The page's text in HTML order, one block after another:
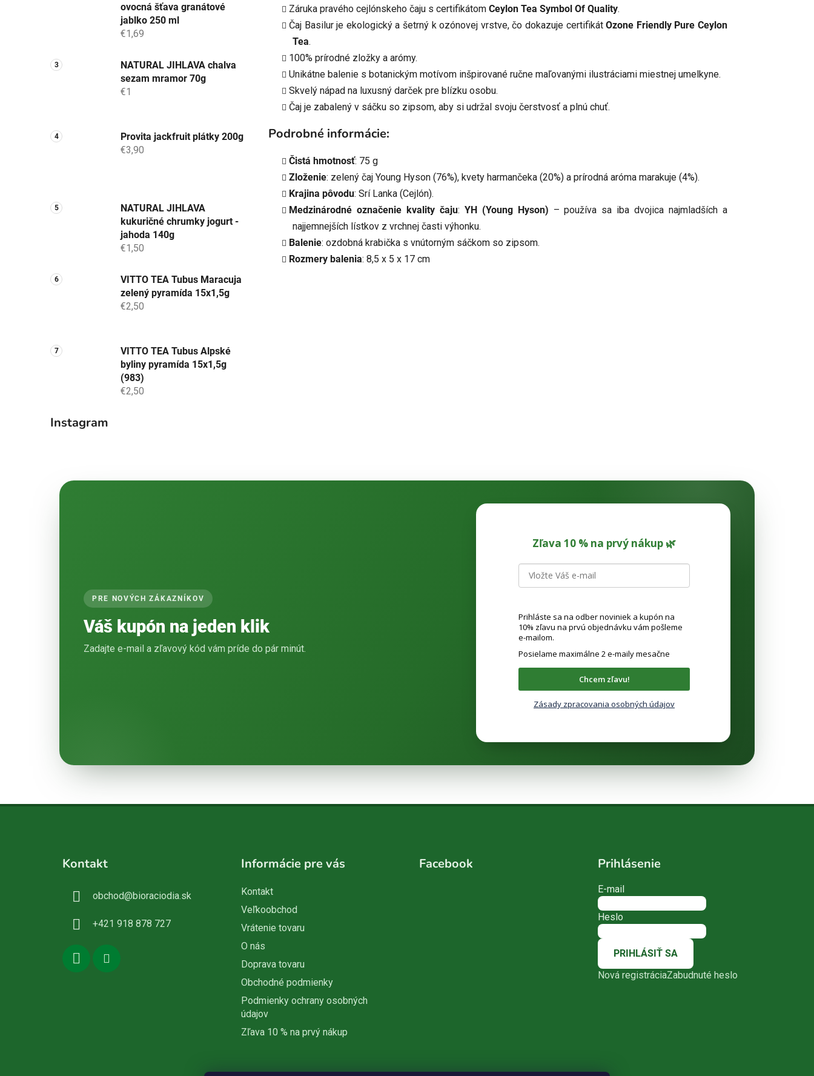
ovocná šťava granátové
jablko 250 ml
€1,69
NATURAL JIHLAVA chalva
sezam mramor 70g
€1
Provita jackfruit plátky 200g
€3,90
NATURAL JIHLAVA
kukuričné chrumky jogurt -
jahoda 140g
€1,50
VITTO TEA Tubus Maracuja
zelený pyramída 15x1,5g
€2,50
VITTO TEA Tubus Alpské
byliny pyramída 15x1,5g
(983)
€2,50
Instagram
Záruka pravého cejlónskeho čaju s certifikátom Ceylon Tea Symbol Of Quality.
Čaj Basilur je ekologický a šetrný k ozónovej vrstve, čo dokazuje certifikátOzone Friendly Pure Ceylon
Tea.
100% prírodné zložky a arómy.
Unikátne balenie s botanickým motívom inšpirované ručne maľovanými ilustráciami miestnej umelkyne.
Skvelý nápad na luxusný darček pre blízku osobu.
Čaj je zabalený v sáčku so zipsom, aby si udržal svoju čerstvosť a plnú chuť.
Podrobné informácie:
Čistá hmotnosť: 75 g
Zloženie: zelený čaj Young Hyson (76%), kvety harmančeka (20%) a prírodná aróma marakuje (4%).
Krajina pôvodu: Srí Lanka (Cejlón).
Medzinárodné označenie kvality čaju: YH (Young Hyson) – používa sa iba dvojica najmladších a
najjemnejších lístkov z vrchnej časti výhonku.
Balenie: ozdobná krabička s vnútorným sáčkom so zipsom.
Rozmery balenia: 8,5 x 5 x 17 cm
PRE NOVÝCH ZÁKAZNÍKOV
Váš kupón na jeden klik
Zadajte e-mail a zľavový kód vám príde do pár minút.
Zľava 10 % na prvý nákup 🌿
Prihláste sa na odber noviniek a kupón na
10% zľavu na prvú objednávku vám pošleme
e-mailom.
Posielame maximálne 2 e-maily mesačne
Chcem zľavu!
Zásady zpracovania osobných údajov
Kontakt
obchod@bioraciodia.sk
+421 918 878 727
Informácie pre vás
Kontakt
Veľkoobchod
Vrátenie tovaru
O nás
Doprava tovaru
Obchodné podmienky
Podmienky ochrany osobných
údajov
Zľava 10 % na prvý nákup
Facebook Prihlásenie
E-mail
Heslo
PRIHLÁSIŤ SA
Nová registráciaZabudnuté heslo